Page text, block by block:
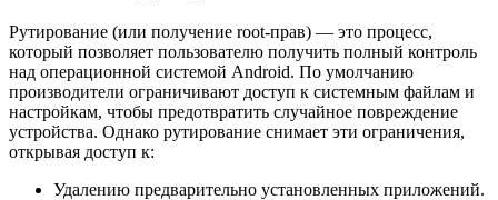
Рутирование (или получение root-прав) — это процесс,
который позволяет пользователю получить полный контроль
над операционной системой Android. По умолчанию
производители ограничивают доступ к системным файлам и
настройкам, чтобы предотвратить случайное повреждение
устройства. Однако рутирование снимает эти ограничения,
открывая доступ к:
Удалению предварительно установленных приложений.